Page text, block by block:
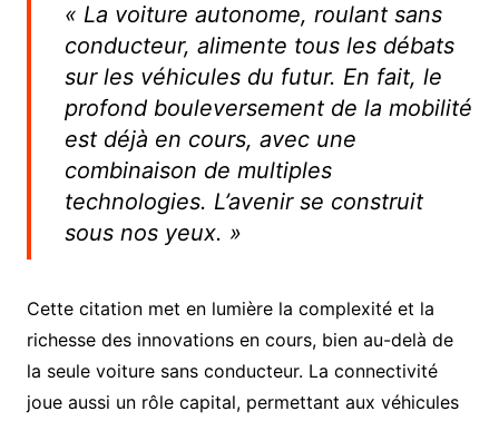
« La voiture autonome, roulant sans
conducteur, alimente tous les débats
sur les véhicules du futur. En fait, le
profond bouleversement de la mobilité
est déjà en cours, avec une
combinaison de multiples
technologies. L’avenir se construit
sous nos yeux. »
Cette citation met en lumière la complexité et la
richesse des innovations en cours, bien au-delà de
la seule voiture sans conducteur. La connectivité
joue aussi un rôle capital, permettant aux véhicules